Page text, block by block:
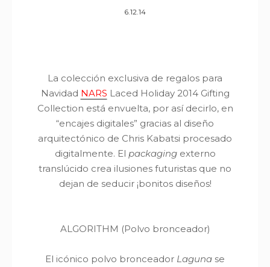
6.12.14
La colección exclusiva de regalos para
Navidad NARS Laced Holiday 2014 Gifting
Collection está envuelta, por así decirlo, en
“encajes digitales” gracias al diseño
arquitectónico de Chris Kabatsi procesado
digitalmente. El packagingexterno
translúcido crea ilusiones futuristas que no
dejan de seducir ¡bonitos diseños!
ALGORITHM (Polvo bronceador)
El icónico polvo bronceador Laguna se